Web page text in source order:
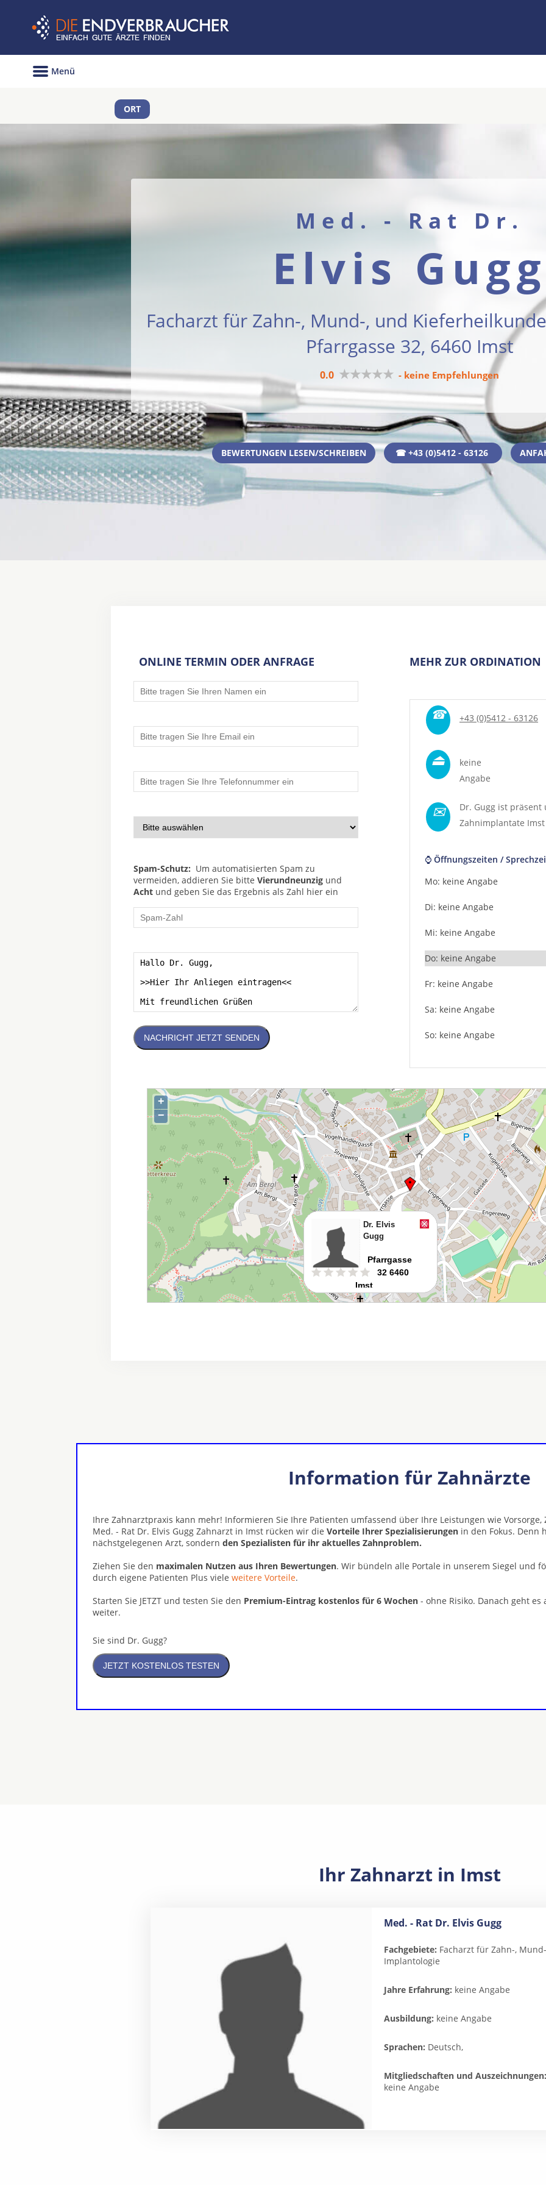
Menü
ORT
Med. - Rat Dr.
Elvis
Facharzt für Zahn-, Mund-, und
Pfarrgasse 32, 6460 Imst
0.0 ★★★★★ - keine Empfehlungen
BEWERTUNGEN LESEN/SCHREIBEN ☎ +43 (0)5412 - 63126
ONLINE TERMIN ODER ANFRAGE
Spam-Schutz: Um automatisierten Spam zu
vermeiden, addieren Sie bitte Vierundneunzig und
Acht und geben Sie das Ergebnis als Zahl hier ein
NACHRICHT JETZT SENDEN
MEHR ZUR ORDINATION
☎ +43 (0)5412 - 63126
⏏
keine
Angabe
✉
Dr. Gugg ist präsent
Zahnimplantate Imst
⌚ Öffnungszeiten /
Mo: keine Angabe
Di: keine Angabe
Mi: keine Angabe
Do: keine Angabe
Fr: keine Angabe
Sa: keine Angabe
So: keine Angabe
Information für Zahnärzte
Ihre Zahnarztpraxis kann mehr! Informieren Sie Ihre Patienten umfassend über Ihre Leistungen wie
Med. - Rat Dr. Elvis Gugg Zahnarzt in Imst rücken wir die Vorteile Ihrer Spezialisierungen in den Fokus. Denn
nächstgelegenen Arzt, sondern den Spezialisten für ihr aktuelles Zahnproblem.
Ziehen Sie den maximalen Nutzen aus Ihren Bewertungen. Wir bündeln alle Portale in unserem Siegel und
durch eigene Patienten Plus viele weitere Vorteile.
Starten Sie JETZT und testen Sie den Premium-Eintrag kostenlos für 6 Wochen - ohne Risiko. Danach geht es
weiter.
Sie sind Dr. Gugg?
Ihr Zahnarzt in Imst
Med. - Rat Dr. Elvis Gugg
Fachgebiete: Facharzt für Zahn-,
Implantologie
Jahre Erfahrung: keine Angabe
Ausbildung: keine Angabe
Sprachen: Deutsch,
Mitgliedschaften und Auszeichnungen:
keine Angabe